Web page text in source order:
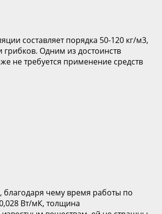
составляет порядка 50-120 кг/м3,
Одним из достоинств
не требуется применение средств
благодаря чему время работы по
Вт/мК, толщина